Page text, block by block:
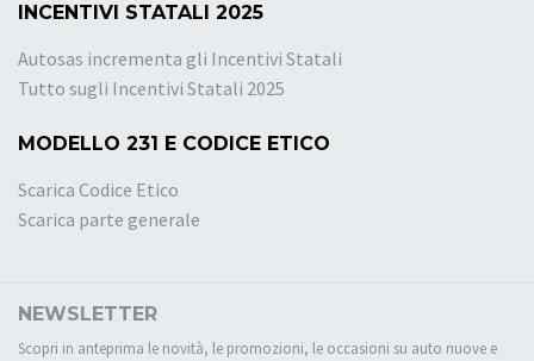
INCENTIVI STATALI 2025
Autosas incrementa gli Incentivi Statali
Tutto sugli Incentivi Statali 2025
MODELLO 231 E CODICE ETICO
Scarica Codice Etico
Scarica parte generale
NEWSLETTER
Scopri in anteprima le novità, le promozioni, le occasioni su auto nuove e